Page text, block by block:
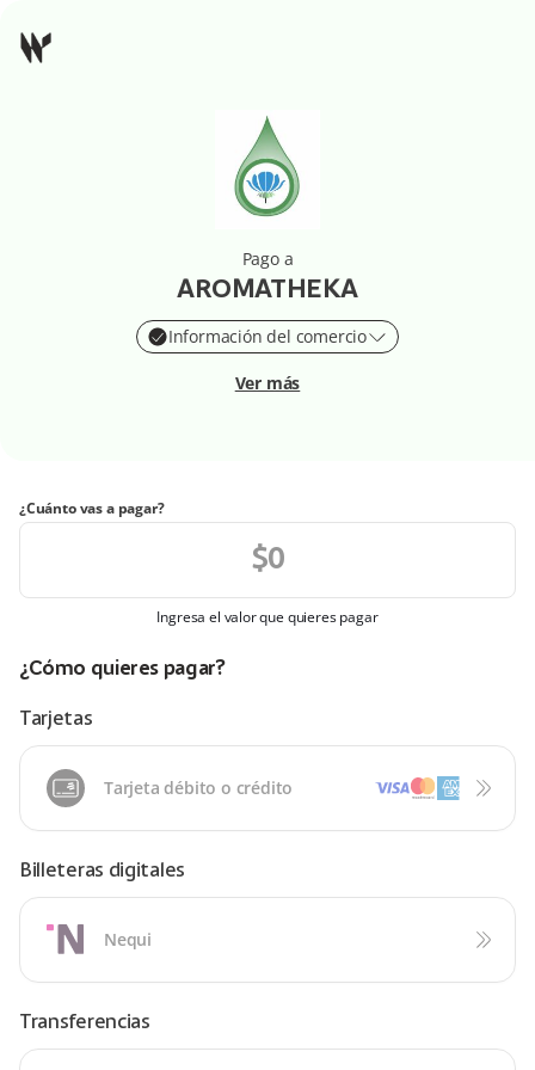
Pago a
AROMATHEKA
Información del comercio
Ver más
¿Cuánto vas a pagar?
Ingresa el valor que quieres pagar
¿Cómo quieres pagar?
Tarjetas
Tarjeta débito o crédito
Billeteras digitales
Nequi
Transferencias